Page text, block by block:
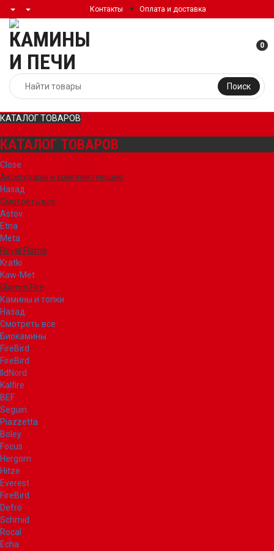
Контакты Оплата и доставка
Поиск
0
КАТАЛОГ ТОВАРОВ
КАТАЛОГ ТОВАРОВ
Close
Аксессуары и комплектующие
Назад
Смотреть все
Astov
Etna
Meta
Royal Flame
Kratki
Kaw-Met
Glamm Fire
Камины и топки
Назад
Смотреть все
Биокамины
FireBird
FireBird
IldNord
Kalfire
BEF
Seguin
Piazzetta
Boley
Focus
Hergom
Hitze
Everest
FireBird
Defro
Schmid
Rocal
Echa